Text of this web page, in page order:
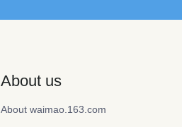
About us
About waimao.163.com